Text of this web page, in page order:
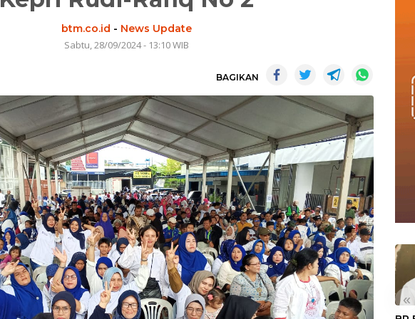
btm.co.id - News Update
Sabtu, 28/09/2024 - 13:10 WIB
BAGIKAN
«